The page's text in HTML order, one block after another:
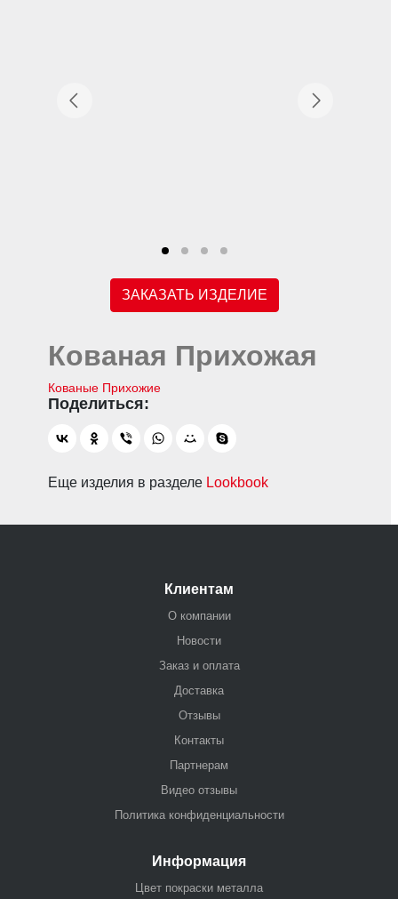
ЗАКАЗАТЬ ИЗДЕЛИЕ
Кованая Прихожая
Кованые Прихожие
Еще изделия в разделе Lookbook
Клиентам
О компании
Новости
Заказ и оплата
Доставка
Отзывы
Контакты
Партнерам
Видео отзывы
Политика конфиденциальности
Информация
Цвет покраски металла